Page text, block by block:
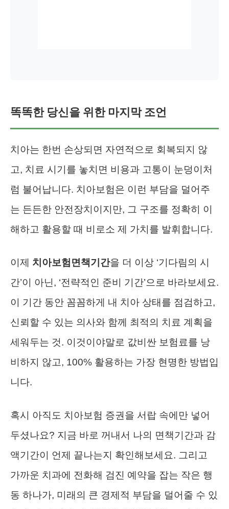
똑똑한 당신을 위한 마지막 조언
치아는 한번 손상되면 자연적으로 회복되지 않
고, 치료 시기를 놓치면 비용과 고통이 눈덩이처
럼 불어납니다. 치아보험은 이런 부담을 덜어주
는 든든한 안전장치이지만, 그 구조를 정확히 이
해하고 활용할 때 비로소 제 가치를 발휘합니다.
이제 치아보험면책기간을 더 이상 ‘기다림의 시
간’이 아닌, ‘전략적인 준비 기간’으로 바라보세요.
이 기간 동안 꼼꼼하게 내 치아 상태를 점검하고,
신뢰할 수 있는 의사와 함께 최적의 치료 계획을
세워두는 것. 이것이야말로 값비싼 보험료를 낭
비하지 않고, 100% 활용하는 가장 현명한 방법입
니다.
혹시 아직도 치아보험 증권을 서랍 속에만 넣어
두셨나요? 지금 바로 꺼내서 나의 면책기간과 감
액기간이 언제 끝나는지 확인해보세요. 그리고
가까운 치과에 전화해 검진 예약을 잡는 작은 행
동 하나가, 미래의 큰 경제적 부담을 덜어줄 수 있